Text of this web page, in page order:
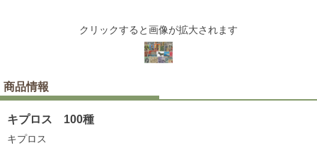
クリックすると画像が拡大されます
商品情報
キプロス 100種
キプロス